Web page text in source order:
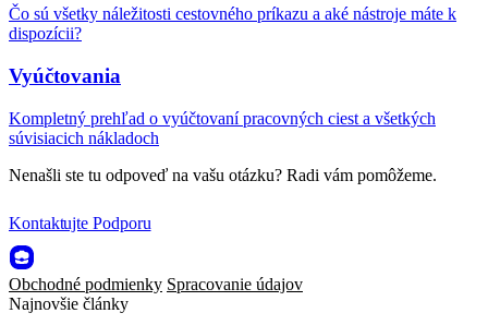
Čo sú všetky náležitosti cestovného príkazu a aké nástroje máte k
dispozícii?
Vyúčtovania
Kompletný prehľad o vyúčtovaní pracovných ciest a všetkých
súvisiacich nákladoch
Nenašli ste tu odpoveď na vašu otázku? Radi vám pomôžeme.
Kontaktujte Podporu
Obchodné podmienky Spracovanie údajov
Najnovšie články